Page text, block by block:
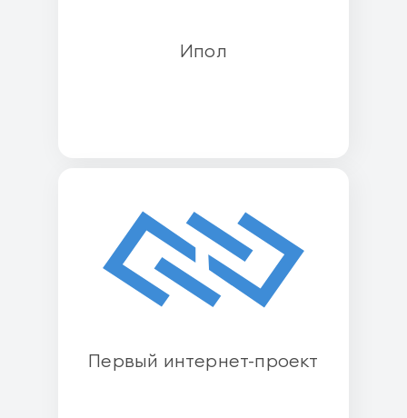
Ипол
Первый интернет-проект